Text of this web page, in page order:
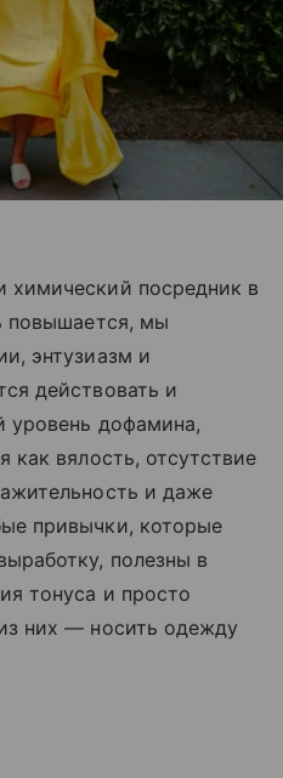
посредник в
повышается, мы
энтузиазм и
действовать и
уровень дофамина,
как вялость, отсутствие
и даже
привычки, которые
полезны в
тонуса и просто
них — носить одежду